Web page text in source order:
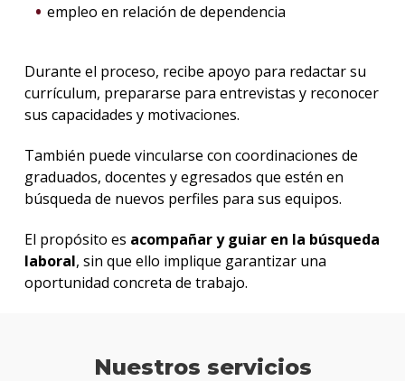
empleo en relación de dependencia
Durante el proceso, recibe apoyo para redactar su
currículum, prepararse para entrevistas y reconocer
sus capacidades y motivaciones.
También puede vincularse con coordinaciones de
graduados, docentes y egresados que estén en
búsqueda de nuevos perfiles para sus equipos.
El propósito es acompañar y guiar en la búsqueda
laboral, sin que ello implique garantizar una
oportunidad concreta de trabajo.
Nuestros servicios